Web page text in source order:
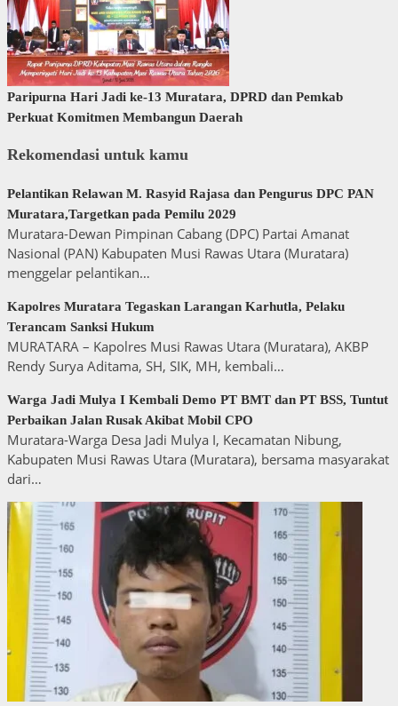
Paripurna Hari Jadi ke-13 Muratara, DPRD dan Pemkab
Perkuat Komitmen Membangun Daerah
Rekomendasi untuk kamu
Pelantikan Relawan M. Rasyid Rajasa dan Pengurus DPC PAN
Muratara,Targetkan pada Pemilu 2029
Muratara-Dewan Pimpinan Cabang (DPC) Partai Amanat
Nasional (PAN) Kabupaten Musi Rawas Utara (Muratara)
menggelar pelantikan…
Kapolres Muratara Tegaskan Larangan Karhutla, Pelaku
Terancam Sanksi Hukum
MURATARA – Kapolres Musi Rawas Utara (Muratara), AKBP
Rendy Surya Aditama, SH, SIK, MH, kembali…
Warga Jadi Mulya I Kembali Demo PT BMT dan PT BSS, Tuntut
Perbaikan Jalan Rusak Akibat Mobil CPO
Muratara-Warga Desa Jadi Mulya I, Kecamatan Nibung,
Kabupaten Musi Rawas Utara (Muratara), bersama masyarakat
dari…